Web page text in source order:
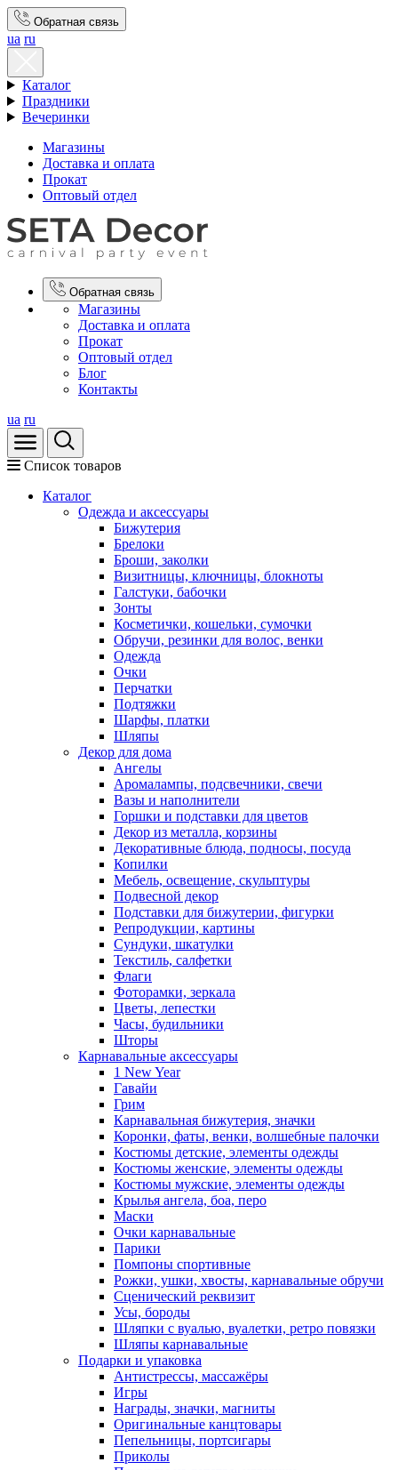
Обратная связь
ua ru
Каталог
Праздники
Вечеринки
Магазины
Доставка и оплата
Прокат
Оптовый отдел
Обратная связь
Магазины
Доставка и оплата
Прокат
Оптовый отдел
Блог
Контакты
ua ru
Список товаров
Каталог
Oдежда и аксессуары
Бижутерия
Брелоки
Броши, заколки
Визитницы, ключницы, блокноты
Галстуки, бабочки
Зонты
Косметички, кошельки, сумочки
Обручи, резинки для волос, венки
Одежда
Очки
Перчатки
Подтяжки
Шарфы, платки
Шляпы
Декор для дома
Ангелы
Аромалампы, подсвечники, свечи
Вазы и наполнители
Горшки и подставки для цветов
Декор из металла, корзины
Декоративные блюда, подносы, посуда
Копилки
Мебель, освещение, скульптуры
Подвесной декор
Подставки для бижутерии, фигурки
Репродукции, картины
Сундуки, шкатулки
Текстиль, салфетки
Флаги
Фоторамки, зеркала
Цветы, лепестки
Часы, будильники
Шторы
Карнавальные аксессуары
1 New Year
Гавайи
Грим
Карнавальная бижутерия, значки
Коронки, фаты, венки, волшебные палочки
Костюмы детские, элементы одежды
Костюмы женские, элементы одежды
Костюмы мужские, элементы одежды
Крылья ангела, боа, перо
Маски
Очки карнавальные
Парики
Помпоны спортивные
Рожки, ушки, хвосты, карнавальные обручи
Сценический реквизит
Усы, бороды
Шляпки с вуалью, вуалетки, ретро повязки
Шляпы карнавальные
Подарки и упаковка
Антистрессы, массажёры
Игры
Награды, значки, магниты
Оригинальные канцтовары
Пепельницы, портсигары
Приколы